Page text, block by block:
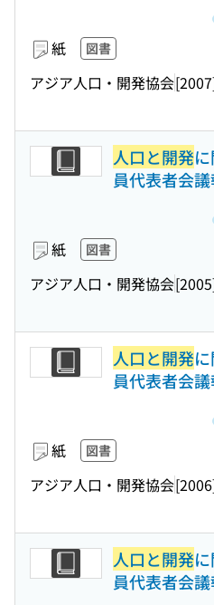
紙 図書
アジア人口・開発協会
人口と開発
員代表者会
紙 図書
アジア人口・開発協会
人口と開発
員代表者会
紙 図書
アジア人口・開発協会
人口と開発
員代表者会